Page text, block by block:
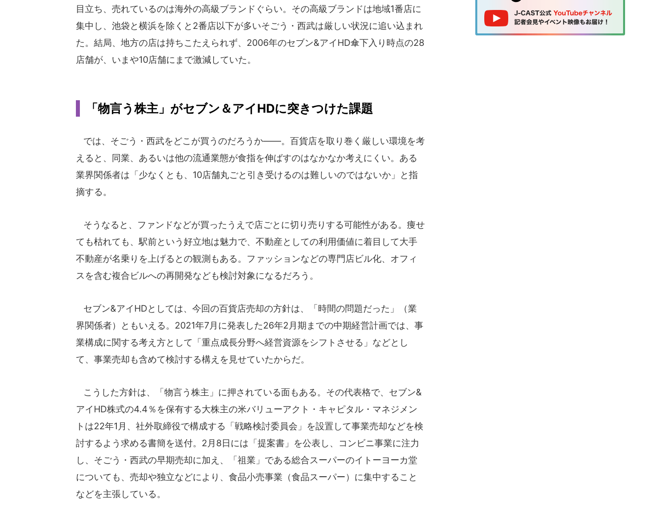
目立ち、売れているのは海外の高級ブランドぐらい。その高級ブランドは地域1番店に
集中し、池袋と横浜を除くと2番店以下が多いそごう・西武は厳しい状況に追い込まれ
た。結局、地方の店は持ちこたえられず、2006年のセブン&アイHD傘下入り時点の28
店舗が、いまや10店舗にまで激減していた。
「物言う株主」がセブン＆アイHDに突きつけた課題
では、そごう・西武をどこが買うのだろうか――。百貨店を取り巻く厳しい環境を考
えると、同業、あるいは他の流通業態が食指を伸ばすのはなかなか考えにくい。ある
業界関係者は「少なくとも、10店舗丸ごと引き受けるのは難しいのではないか」と指
摘する。
そうなると、ファンドなどが買ったうえで店ごとに切り売りする可能性がある。痩せ
ても枯れても、駅前という好立地は魅力で、不動産としての利用価値に着目して大手
不動産が名乗りを上げるとの観測もある。ファッションなどの専門店ビル化、オフィ
スを含む複合ビルへの再開発なども検討対象になるだろう。
セブン&アイHDとしては、今回の百貨店売却の方針は、「時間の問題だった」（業
界関係者）ともいえる。2021年7月に発表した26年2月期までの中期経営計画では、事
業構成に関する考え方として「重点成長分野へ経営資源をシフトさせる」などとし
て、事業売却も含めて検討する構えを見せていたからだ。
こうした方針は、「物言う株主」に押されている面もある。その代表格で、セブン&
アイHD株式の4.4％を保有する大株主の米バリューアクト・キャピタル・マネジメン
トは22年1月、社外取締役で構成する「戦略検討委員会」を設置して事業売却などを検
討するよう求める書簡を送付。2月8日には「提案書」を公表し、コンビニ事業に注力
し、そごう・西武の早期売却に加え、「祖業」である総合スーパーのイトーヨーカ堂
についても、売却や独立などにより、食品小売事業（食品スーパー）に集中すること
などを主張している。